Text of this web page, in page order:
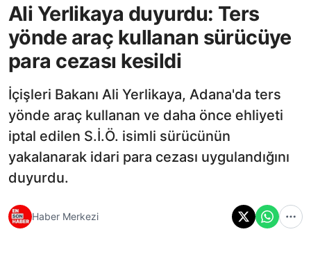
Ali Yerlikaya duyurdu: Ters
yönde araç kullanan sürücüye
para cezası kesildi
İçişleri Bakanı Ali Yerlikaya, Adana'da ters
yönde araç kullanan ve daha önce ehliyeti
iptal edilen S.İ.Ö. isimli sürücünün
yakalanarak idari para cezası uygulandığını
duyurdu.
Haber Merkezi